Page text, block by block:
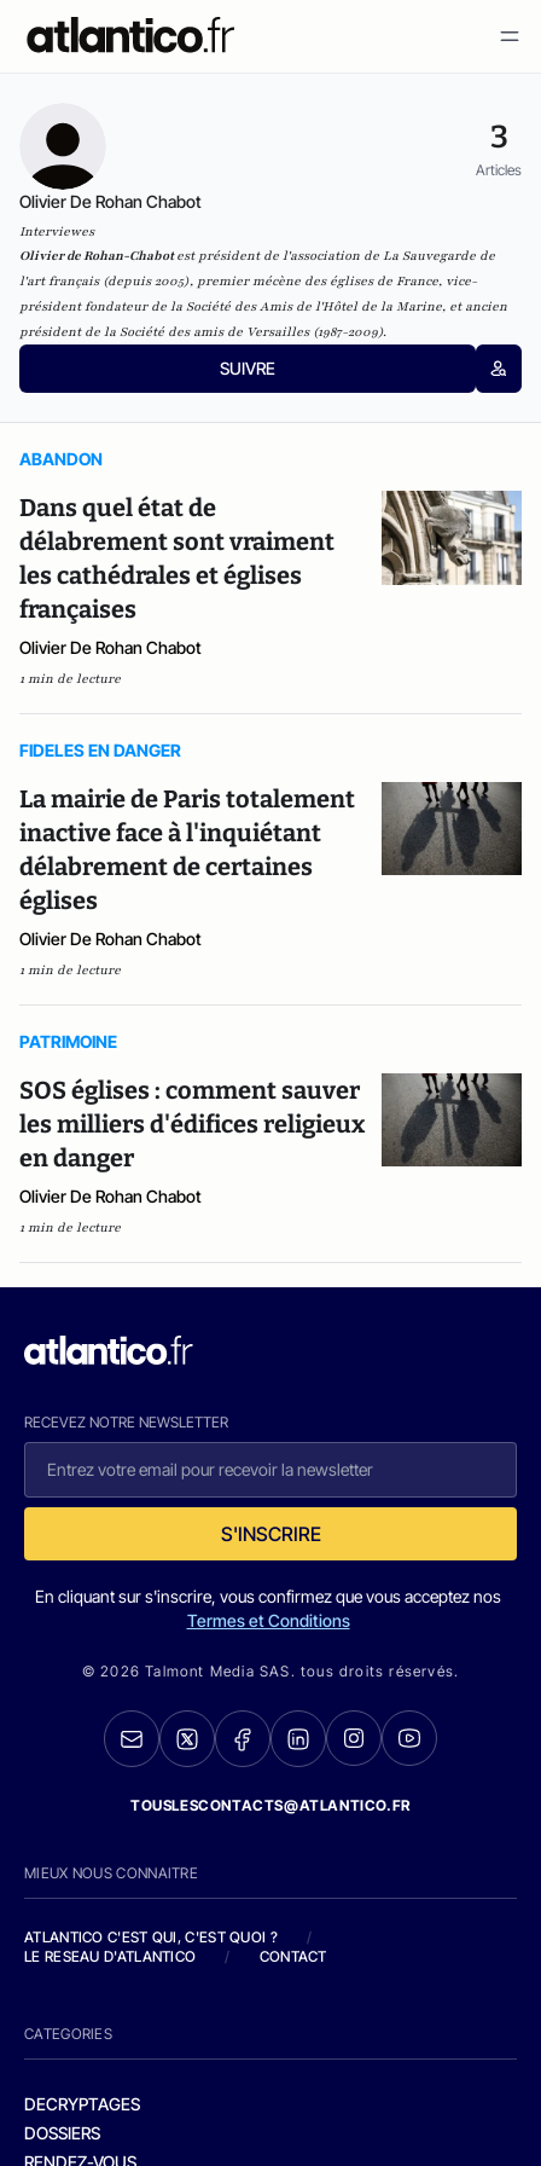
3
Articles
Olivier De Rohan Chabot
Interviewes
Olivier de Rohan-Chabotest président de l'association de La Sauvegarde de
l'art français(depuis 2005), premier mécène des églises de France, vice-
président fondateur de la Société des Amis de l'Hôtel de la Marine, et ancien
président de la Société des amis de Versailles(1987-2009).
SUIVRE
ABANDON
Dans quel état de
délabrement sont vraiment
les cathédrales et églises
françaises
Olivier De Rohan Chabot
1 min de lecture
FIDELES EN DANGER
La mairie de Paris totalement
inactive face à l'inquiétant
délabrement de certaines
églises
Olivier De Rohan Chabot
1 min de lecture
PATRIMOINE
SOS églises : comment sauver
les milliers d'édifices religieux
en danger
Olivier De Rohan Chabot
1 min de lecture
RECEVEZ NOTRE NEWSLETTER
S'INSCRIRE
En cliquant sur s'inscrire, vous confirmez que vous acceptez nos
Termes et Conditions
© 2026 Talmont Media SAS. tous droits réservés.
TOUSLESCONTACTS@ATLANTICO.FR
MIEUX NOUS CONNAITRE
ATLANTICO C'EST QUI, C'EST QUOI ?
/
LE RESEAU D'ATLANTICO
/ CONTACT
CATEGORIES
DECRYPTAGES
DOSSIERS
RENDEZ-VOUS